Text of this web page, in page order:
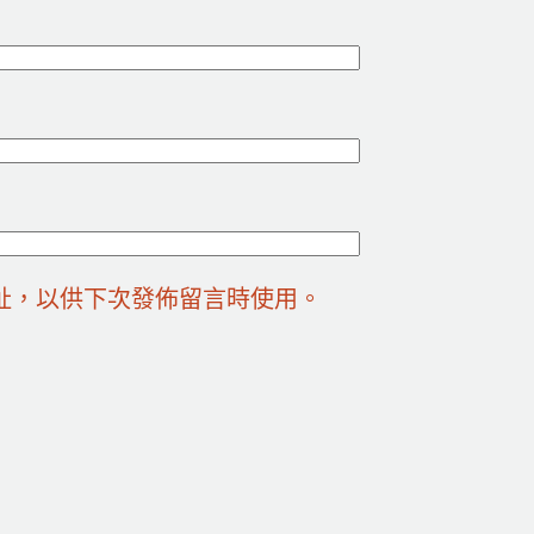
以供下次發佈留言時使用。